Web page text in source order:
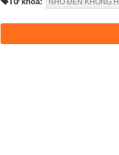
NHO ĐEN KHÔNG